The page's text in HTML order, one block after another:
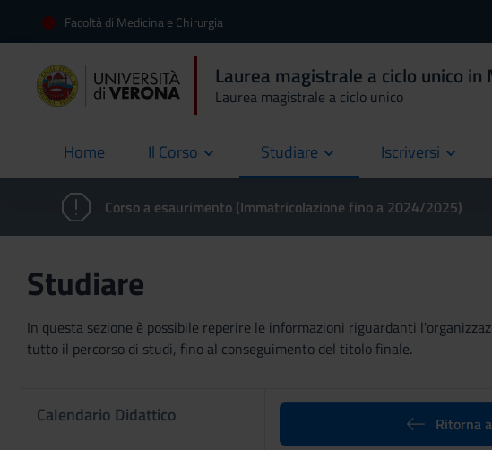
Facoltà di Medicina e Chirurgia
Laurea magistrale a ciclo unico
Laurea magistrale a ciclo unico
Home
current Il Corso Studiare Iscriversi
Corso a esaurimento (Immatricolazione fino a 2024/2025)
Studiare
In questa sezione è possibile reperire le informazioni riguardanti
tutto il percorso di studi, fino al conseguimento del titolo finale.
Calendario Didattico Ritorna